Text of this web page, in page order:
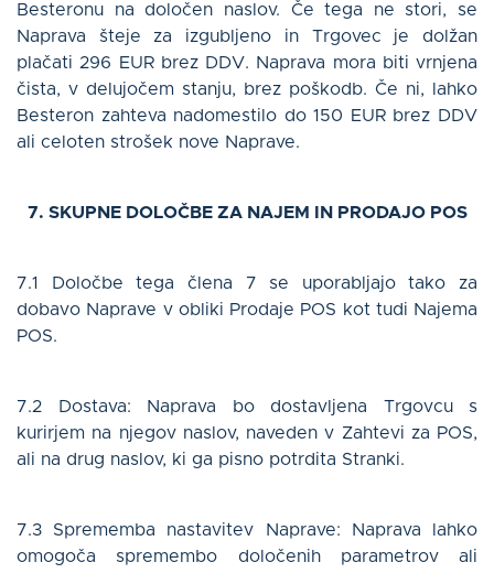
Besteronu na določen naslov. Če tega ne stori, se
Naprava šteje za izgubljeno in Trgovec je dolžan
plačati 296 EUR brez DDV. Naprava mora biti vrnjena
čista, v delujočem stanju, brez poškodb. Če ni, lahko
Besteron zahteva nadomestilo do 150 EUR brez DDV
ali celoten strošek nove Naprave.
7. SKUPNE DOLOČBE ZA NAJEM IN PRODAJO POS
7.1 Določbe tega člena 7 se uporabljajo tako za
dobavo Naprave v obliki Prodaje POS kot tudi Najema
POS.
7.2 Dostava: Naprava bo dostavljena Trgovcu s
kurirjem na njegov naslov, naveden v Zahtevi za POS,
ali na drug naslov, ki ga pisno potrdita Stranki.
7.3 Sprememba nastavitev Naprave: Naprava lahko
omogoča spremembo določenih parametrov ali